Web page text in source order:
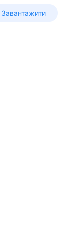
Завантажити